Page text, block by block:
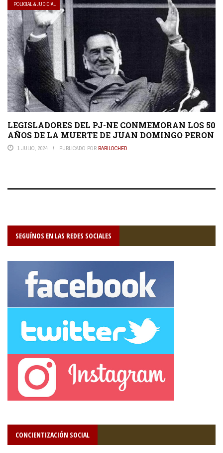
POLICIAL & JUDICIAL
LEGISLADORES DEL PJ-NE CONMEMORAN LOS 50
AÑOS DE LA MUERTE DE JUAN DOMINGO PERON
1 JULIO, 2024 PUBLICADO POR BARILOCHED
SEGUÍNOS EN LAS REDES SOCIALES
CONCIENTIZACIÓN SOCIAL